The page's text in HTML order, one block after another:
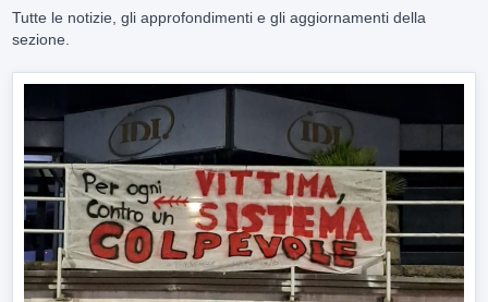
Tutte le notizie, gli approfondimenti e gli aggiornamenti della
sezione.